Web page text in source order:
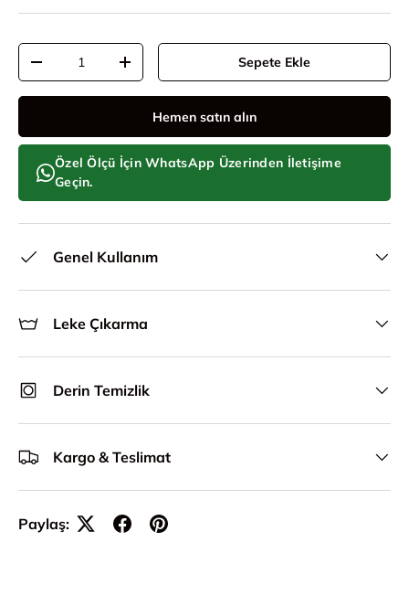
Adet
Adeti azalt
Adeti artır Sepete Ekle
Hemen satın alın
Özel Ölçü İçin WhatsApp Üzerinden İletişime
Geçin.
Genel Kullanım
Leke Çıkarma
Derin Temizlik
Kargo & Teslimat
Paylaş: